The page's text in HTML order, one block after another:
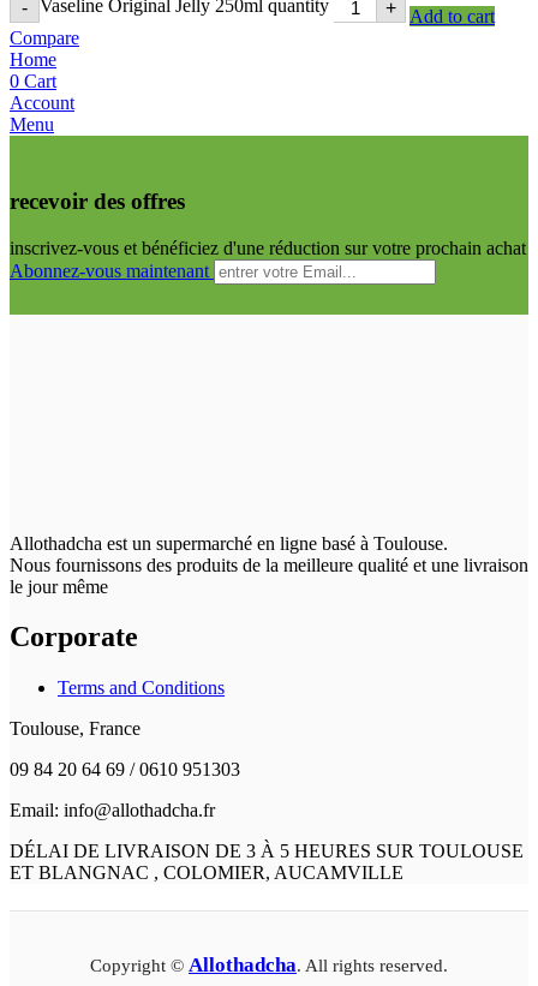
- Vaseline Original Jelly 250ml quantity +
Add to cart
Compare
Home
0 Cart
Account
Menu
recevoir des offres
inscrivez-vous et bénéficiez d'une réduction sur votre prochain achat
Abonnez-vous maintenant
Allothadcha est un supermarché en ligne basé à Toulouse.
Nous fournissons des produits de la meilleure qualité et une livraison
le jour même
Corporate
Terms and Conditions
Toulouse, France
09 84 20 64 69 / 0610 951303
Email: info@allothadcha.fr
DÉLAI DE LIVRAISON DE 3 À 5 HEURES SUR TOULOUSE
ET BLANGNAC , COLOMIER, AUCAMVILLE
Copyright © Allothadcha. All rights reserved.